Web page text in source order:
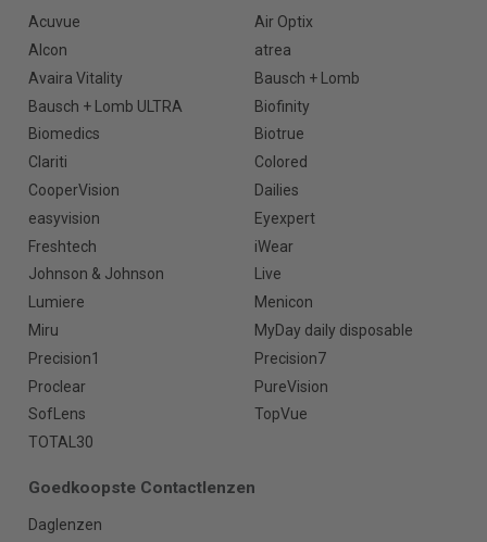
Acuvue
Air Optix
Alcon
atrea
Avaira Vitality
Bausch + Lomb
Bausch + Lomb ULTRA
Biofinity
Biomedics
Biotrue
Clariti
Colored
CooperVision
Dailies
easyvision
Eyexpert
Freshtech
iWear
Johnson & Johnson
Live
Lumiere
Menicon
Miru
MyDay daily disposable
Precision1
Precision7
Proclear
PureVision
SofLens
TopVue
TOTAL30
Goedkoopste Contactlenzen
Daglenzen